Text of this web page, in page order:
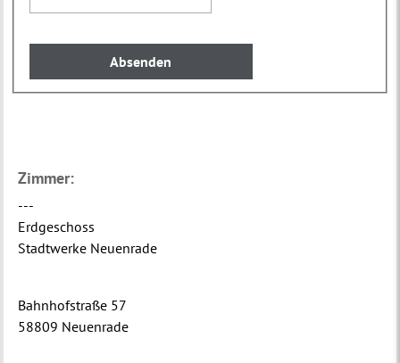
Zimmer:
---
Erdgeschoss
Stadtwerke Neuenrade
Bahnhofstraße 57
58809 Neuenrade